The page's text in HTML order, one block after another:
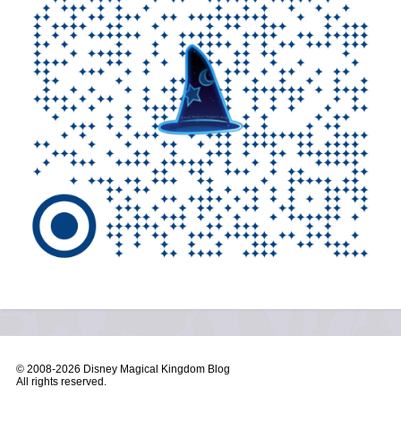
© 2008-2026 Disney Magical Kingdom Blog
All rights reserved.